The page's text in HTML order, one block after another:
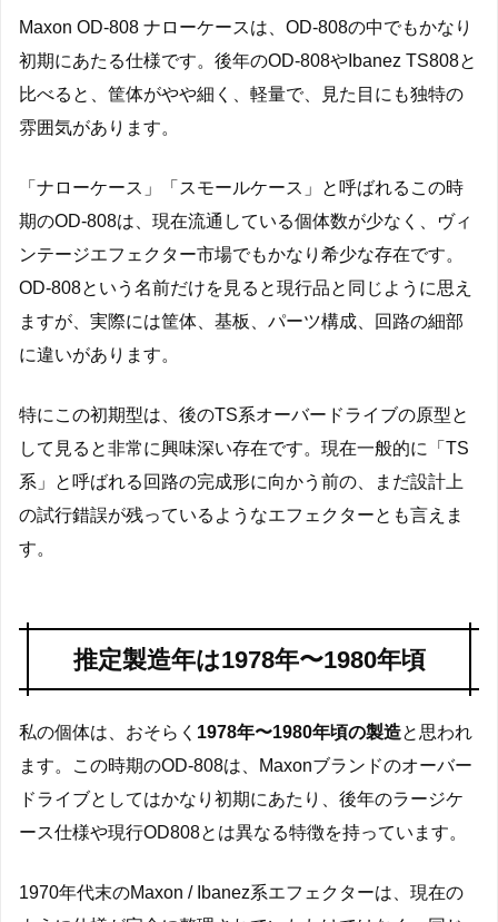
Maxon OD-808 ナローケースは、OD-808の中でもかなり
初期にあたる仕様です。後年のOD-808やIbanez TS808と
比べると、筐体がやや細く、軽量で、見た目にも独特の
雰囲気があります。
「ナローケース」「スモールケース」と呼ばれるこの時
期のOD-808は、現在流通している個体数が少なく、ヴィ
ンテージエフェクター市場でもかなり希少な存在です。
OD-808という名前だけを見ると現行品と同じように思え
ますが、実際には筐体、基板、パーツ構成、回路の細部
に違いがあります。
特にこの初期型は、後のTS系オーバードライブの原型と
して見ると非常に興味深い存在です。現在一般的に「TS
系」と呼ばれる回路の完成形に向かう前の、まだ設計上
の試行錯誤が残っているようなエフェクターとも言えま
す。
推定製造年は1978年〜1980年頃
私の個体は、おそらく 1978年〜1980年頃の製造と思われ
ます。この時期のOD-808は、Maxonブランドのオーバー
ドライブとしてはかなり初期にあたり、後年のラージケ
ース仕様や現行OD808とは異なる特徴を持っています。
1970年代末のMaxon / Ibanez系エフェクターは、現在の